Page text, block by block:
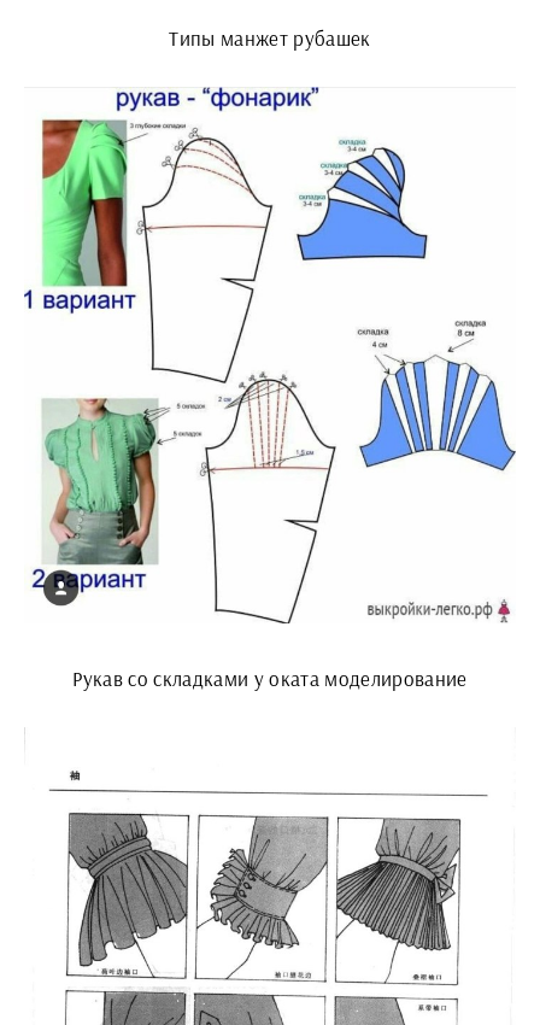
Типы манжет рубашек
Рукав со складками у оката моделирование